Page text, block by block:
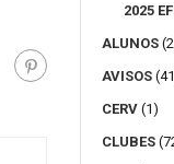
2025
ALUNOS
AVISOS
CERV (1)
CLUBES